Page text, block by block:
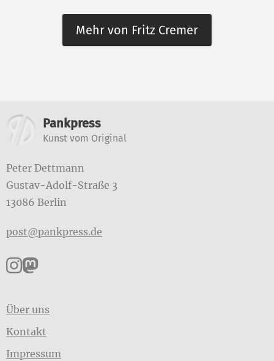
Mehr von Fritz Cremer
Weitere Informationen
Pankpress
Kunst vom Original
Peter Dettmann
Gustav-Adolf-Straße 3
13086 Berlin
post@pankpress.de
Pankpress auf Instagram
Pankpress auf Mastodon
Über uns
Kontakt
Impressum